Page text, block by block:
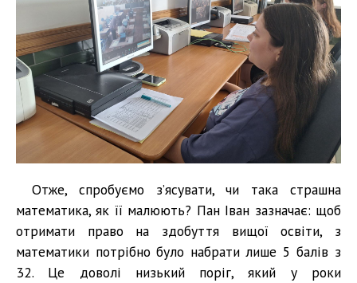
Отже, спробуємо з’ясувати, чи така страшна
математика, як її малюють? Пан Іван зазначає: щоб
отримати право на здобуття вищої освіти, з
математики потрібно було набрати лише 5 балів з
32. Це доволі низький поріг, який у роки